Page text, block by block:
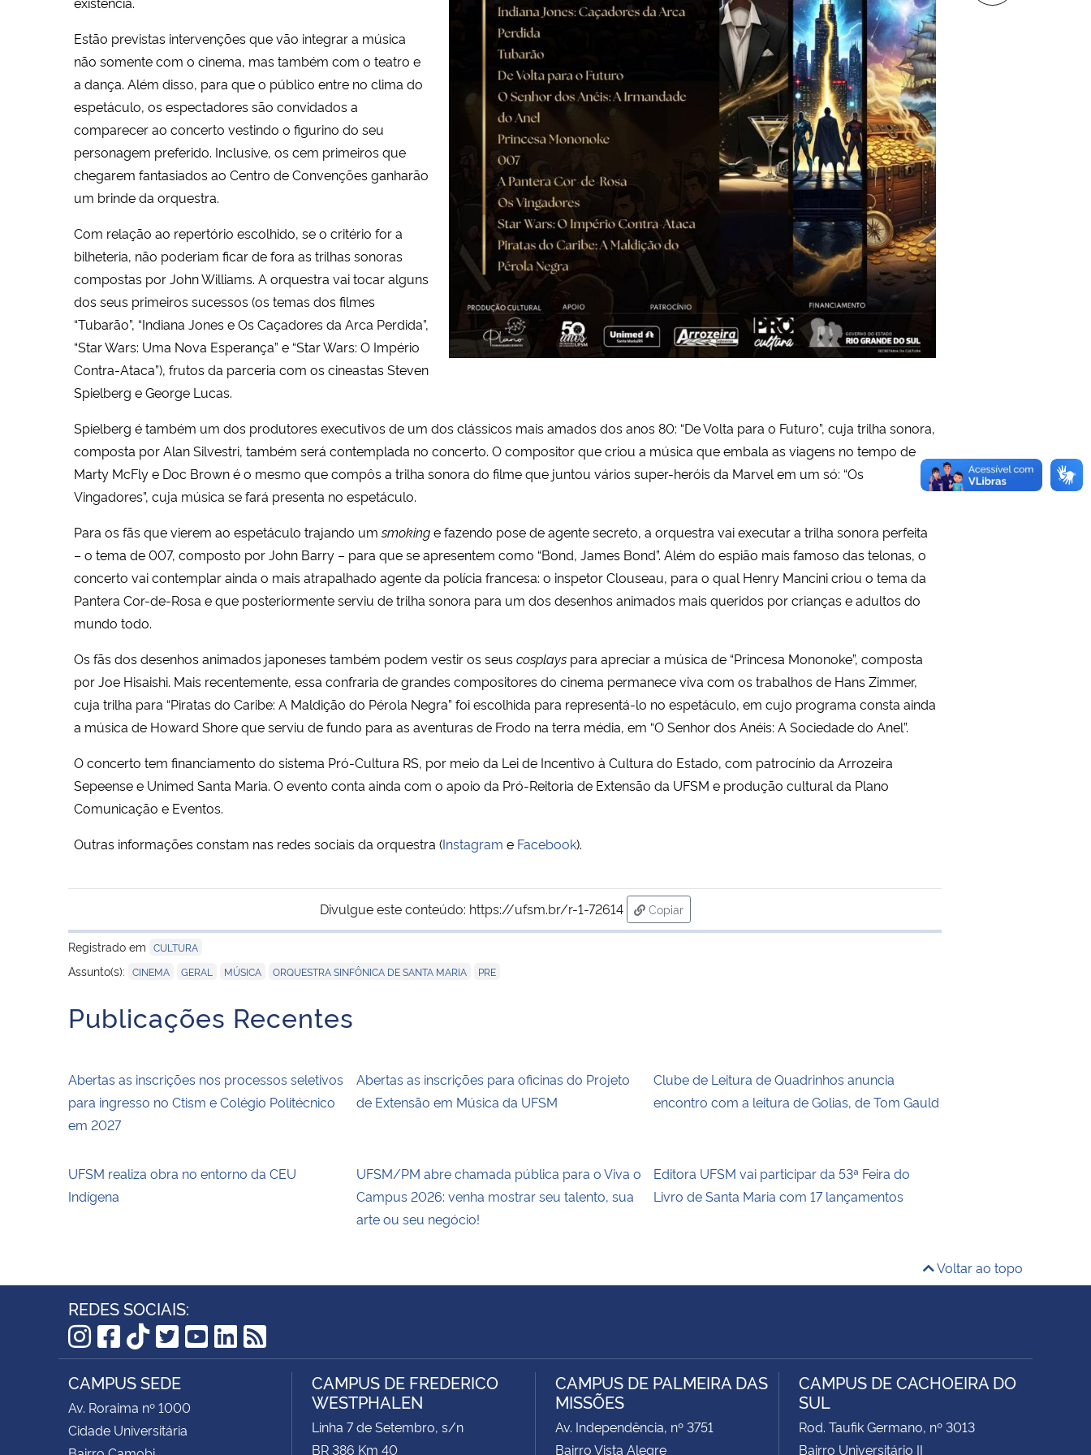
Estão previstas intervenções que vão integrar a música
não somente com o cinema, mas também com o teatro e
a dança. Além disso, para que o público entre no clima do
espetáculo, os espectadores são convidados a
comparecer ao concerto vestindo o figurino do seu
personagem preferido. Inclusive, os cem primeiros que
chegarem fantasiados ao Centro de Convenções ganharão
um brinde da orquestra.
Com relação ao repertório escolhido, se o critério for a
bilheteria, não poderiam ficar de fora as trilhas sonoras
compostas por John Williams. A orquestra vai tocar alguns
dos seus primeiros sucessos (os temas dos filmes
“Tubarão”, “Indiana Jones e Os Caçadores da Arca Perdida”,
“Star Wars: Uma Nova Esperança” e “Star Wars: O Império
Contra-Ataca”), frutos da parceria com os cineastas Steven
Spielberg e George Lucas.
Spielberg é também um dos produtores executivos de um dos clássicos mais amados dos anos 80: “De Volta para o Futuro”, cuja trilha sonora,
composta por Alan Silvestri, também será contemplada no concerto. O compositor que criou a música que embala as viagens no tempo de
Marty McFly e Doc Brown é o mesmo que compôs a trilha sonora do filme que juntou vários super-heróis da Marvel em um só: “Os
Vingadores”, cuja música se fará presenta no espetáculo.
Para os fãs que vierem ao espetáculo trajando umsmokinge fazendo pose de agente secreto, a orquestra vai executar a trilha sonora perfeita
– o tema de 007, composto por John Barry – para que se apresentem como “Bond, James Bond”. Além do espião mais famoso das telonas, o
concerto vai contemplar ainda o mais atrapalhado agente da polícia francesa: o inspetor Clouseau, para o qual Henry Mancini criou o tema da
Pantera Cor-de-Rosa e que posteriormente serviu de trilha sonora para um dos desenhos animados mais queridos por crianças e adultos do
mundo todo.
Os fãs dos desenhos animados japoneses também podem vestir os seuscosplays para apreciar a música de “Princesa Mononoke”, composta
por Joe Hisaishi. Mais recentemente, essa confraria de grandes compositores do cinema permanece viva com os trabalhos de Hans Zimmer,
cuja trilha para “Piratas do Caribe: A Maldição do Pérola Negra” foi escolhida para representá-lo no espetáculo, em cujo programa consta ainda
a música de Howard Shore que serviu de fundo para as aventuras de Frodo na terra média, em “O Senhor dos Anéis: A Sociedade do Anel”.
O concerto tem financiamento do sistema Pró-Cultura RS, por meio da Lei de Incentivo à Cultura do Estado, com patrocínio da Arrozeira
Sepeense e Unimed Santa Maria. O evento conta ainda com o apoio da Pró-Reitoria de Extensão da UFSM e produção cultural da Plano
Comunicação e Eventos.
Outras informações constam nas redes sociais da orquestra (Instagram e Facebook).
Divulgue este conteúdo: https://ufsm.br/r-1-72614
Copiar
para área de transferência
Registrado em CULTURA
Assunto(s): CINEMA GERAL MÚSICA ORQUESTRA SINFÔNICA DE SANTA MARIA PRE
Publicações Recentes
Abertas as inscrições nos processos seletivos
para ingresso no Ctism e Colégio Politécnico
em 2027
Abertas as inscrições para oficinas do Projeto
de Extensão em Música da UFSM
Clube de Leitura de Quadrinhos anuncia
encontro com a leitura de Golias, de Tom Gauld
UFSM realiza obra no entorno da CEU
Indígena
UFSM/PM abre chamada pública para o Viva o
Campus 2026: venha mostrar seu talento, sua
arte ou seu negócio!
Editora UFSM vai participar da 53ª Feira do
Livro de Santa Maria com 17 lançamentos
Voltar ao topo
REDES SOCIAIS:
Instagram
Facebook
TikTok
Twitter
YouTube
LinkedIn
RSS
CAMPUS SEDE
Av. Roraima nº 1000
Cidade Universitária
CAMPUS DE FREDERICO
WESTPHALEN
Linha 7 de Setembro, s/n
BR 386 Km 40
CAMPUS DE PALMEIRA DAS
MISSÕES
Av. Independência, nº 3751
Bairro Vista Alegre
CAMPUS DE CACHOEIRA DO
SUL
Rod. Taufik Germano, nº 3013
Bairro Universitário II